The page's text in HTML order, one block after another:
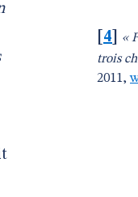
4
«
trois
2011,